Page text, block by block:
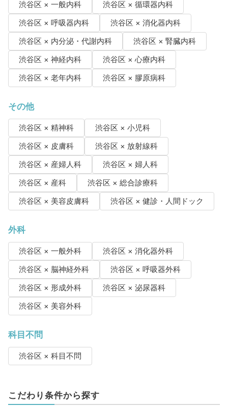
渋谷区 × 一般内科
渋谷区 × 循環器内科
渋谷区 × 呼吸器内科
渋谷区 × 消化器内科
渋谷区 × 内分泌・代謝内科
渋谷区 × 腎臓内科
渋谷区 × 神経内科
渋谷区 × 心療内科
渋谷区 × 老年内科
渋谷区 × 膠原病科
その他
渋谷区 × 精神科
渋谷区 × 小児科
渋谷区 × 皮膚科
渋谷区 × 放射線科
渋谷区 × 産婦人科
渋谷区 × 婦人科
渋谷区 × 産科
渋谷区 × 総合診療科
渋谷区 × 美容皮膚科
渋谷区 × 健診・人間ドック
外科
渋谷区 × 一般外科
渋谷区 × 消化器外科
渋谷区 × 脳神経外科
渋谷区 × 呼吸器外科
渋谷区 × 形成外科
渋谷区 × 泌尿器科
渋谷区 × 美容外科
科目不問
渋谷区 × 科目不問
こだわり条件から探す